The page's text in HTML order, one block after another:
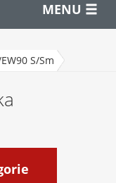
MENU
S/Sm